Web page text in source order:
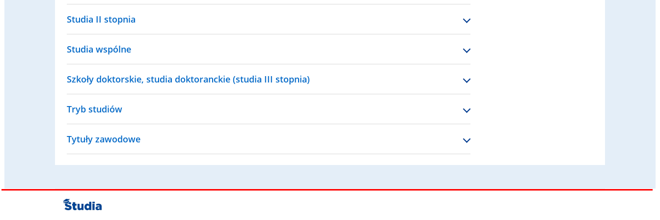
Studia II stopnia
Studia wspólne
Szkoły doktorskie, studia doktoranckie (studia III stopnia)
Tryb studiów
Tytuły zawodowe